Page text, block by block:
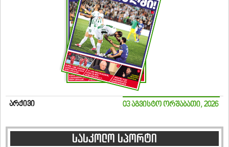
არქივი 03 აგვისტო ორშაბათი, 2026
სასკოლო სპორტი